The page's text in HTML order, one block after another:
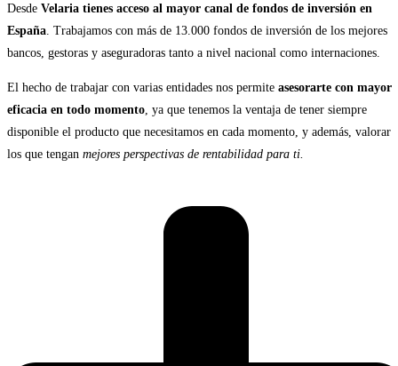
Desde Velaria tienes acceso al mayor canal de fondos de inversión en
España . Trabajamos con más de 13.000 fondos de inversión de los mejores
bancos, gestoras y aseguradoras tanto a nivel nacional como internaciones.
El hecho de trabajar con varias entidades nos permite asesorarte con mayor
eficacia en todo momento , ya que tenemos la ventaja de tener siempre
disponible el producto que necesitamos en cada momento, y además, valorar
los que tengan mejores perspectivas de rentabilidad para ti.